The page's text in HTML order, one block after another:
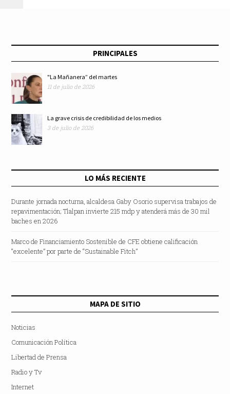
PRINCIPALES
"La Mañanera” del martes
11 de julio de 2026
La grave crisis de credibilidad de los medios
3 de julio de 2026
LO MÁS RECIENTE
Durante jornada nocturna, alcaldesa Gaby Osorio supervisa trabajos de
repavimentación; Tlalpan invierte 215 mdp y atenderá más de 30 mil
baches en 2026
Marco de Financiamiento Sostenible de CFE obtiene calificación
“excelente” por parte de “Sustainable Fitch”
MAPA DE SITIO
Noticias
Comunicación Política
Libertad de Prensa
Radio y Tv
Internet